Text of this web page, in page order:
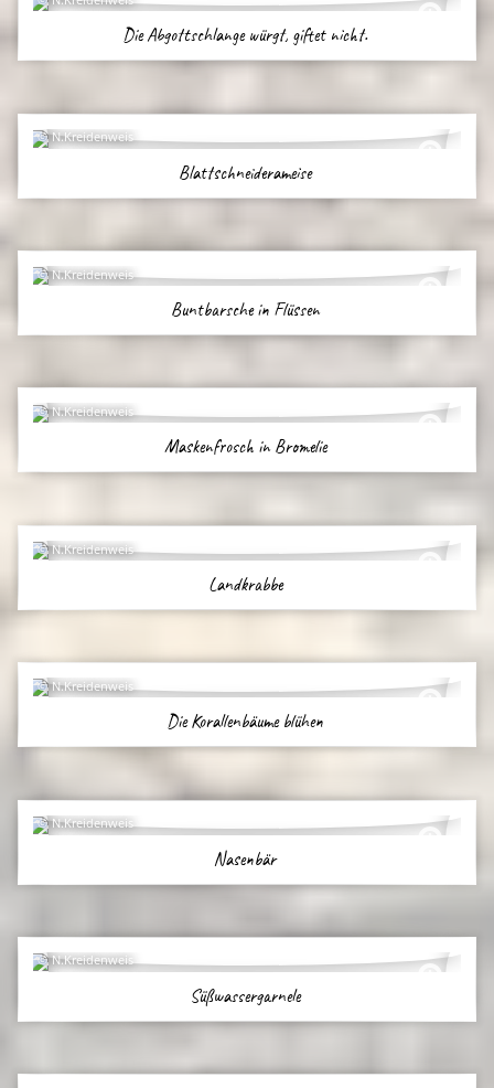
Die Abgottschlange würgt, giftet nicht.
N.Kreidenweis
Blattschneiderameise
N.Kreidenweis
Buntbarsche in Flüssen
N.Kreidenweis
Maskenfrosch in Bromelie
N.Kreidenweis
Landkrabbe
N.Kreidenweis
Die Korallenbäume blühen
N.Kreidenweis
Nasenbär
N.Kreidenweis
Süßwassergarnele